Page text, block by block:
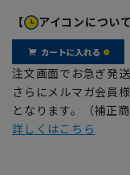
【 アイコンについて
注文画面でお急ぎ発
さらにメルマガ会員
となります。（補正
詳しくはこちら